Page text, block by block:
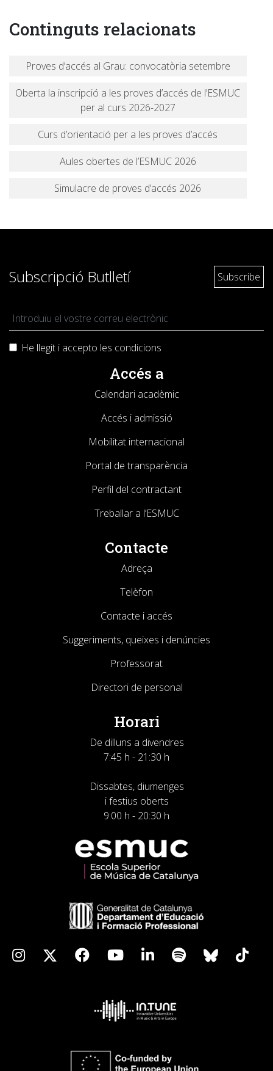
Continguts relacionats
Proves d’accés al Grau: convocatòria setembre
Oberta la inscripció a les proves d’accés de l’ESMUC
per al curs 2026-2027
Curs d’orientació per a les proves d’accés
Aules obertes de l’ESMUC 2026
Simulacre de proves d’accés 2026
Subscripció Butlletí
He llegit i accepto les condicions
Accés a
Calendari acadèmic
Accés i admissió
Mobilitat internacional
Portal de transparència
Perfil del contractant
Treballar a l’ESMUC
Contacte
Adreça
Telèfon
Contacte i accés
Suggeriments, queixes i denúncies
Professorat
Directori de personal
Horari
De dilluns a divendres
7:45 h - 21:30 h
Dissabtes, diumenges
i festius oberts
9:00 h - 20:30 h